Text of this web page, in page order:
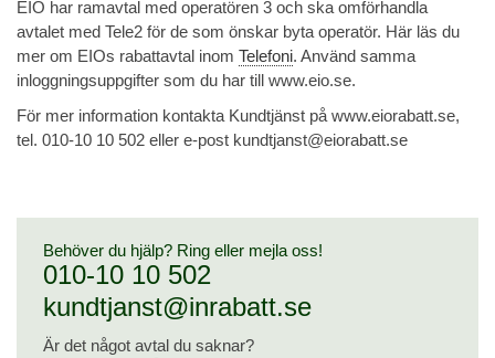
EIO har ramavtal med operatören 3 och ska omförhandla
avtalet med Tele2 för de som önskar byta operatör. Här läs du
mer om EIOs rabattavtal inom Telefoni. Använd samma
inloggningsuppgifter som du har till www.eio.se.
För mer information kontakta Kundtjänst på www.eiorabatt.se,
tel. 010-10 10 502 eller e-post kundtjanst@eiorabatt.se
Behöver du hjälp? Ring eller mejla oss!
010-10 10 502
kundtjanst@inrabatt.se
Är det något avtal du saknar?